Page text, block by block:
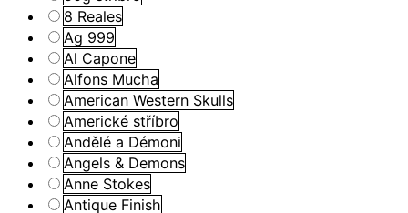
8 Reales
Ag 999
Al Capone
Alfons Mucha
American Western Skulls
Americké stříbro
Andělé a Démoni
Angels & Demons
Anne Stokes
Antique Finish